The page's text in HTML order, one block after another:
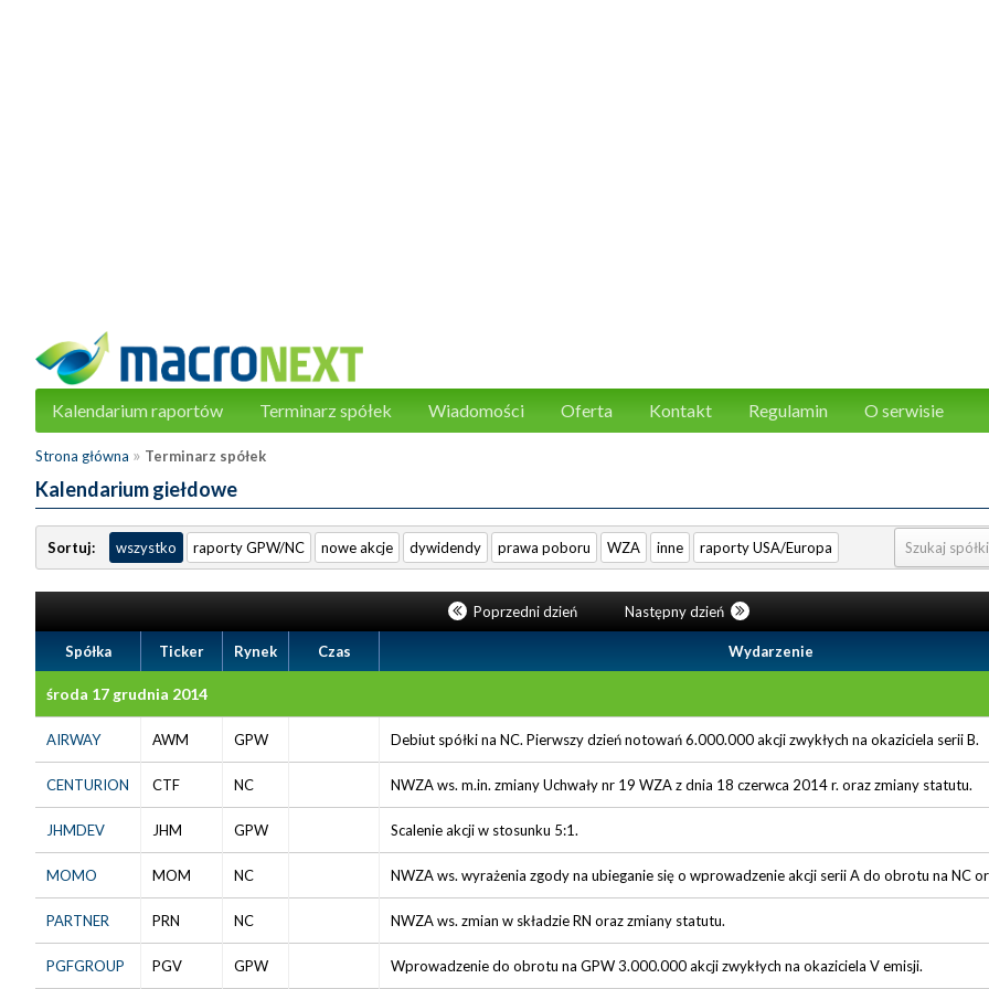
Kalendarium raportów Terminarz spółek Wiadomości Oferta Kontakt Regulamin O serwisie
Strona główna » Terminarz spółek
Kalendarium giełdowe
Sortuj: wszystko raporty GPW/NC nowe akcje dywidendy prawa poboru WZA inne raporty USA/Europa
Poprzedni dzień Następny dzień
Spółka Ticker Rynek Czas Wydarzenie
środa 17 grudnia 2014
AIRWAY AWM GPW Debiut spółki na NC. Pierwszy dzień notowań 6.000.000 akcji zwykłych na okaziciela serii B.
CENTURION CTF NC NWZA ws. m.in. zmiany Uchwały nr 19 WZA z dnia 18 czerwca 2014 r. oraz zmiany statutu.
JHMDEV JHM GPW Scalenie akcji w stosunku 5:1.
MOMO MOM NC NWZA ws. wyrażenia zgody na ubieganie się o wprowadzenie akcji serii A do obrotu na NC
PARTNER PRN NC NWZA ws. zmian w składzie RN oraz zmiany statutu.
PGFGROUP PGV GPW Wprowadzenie do obrotu na GPW 3.000.000 akcji zwykłych na okaziciela V emisji.